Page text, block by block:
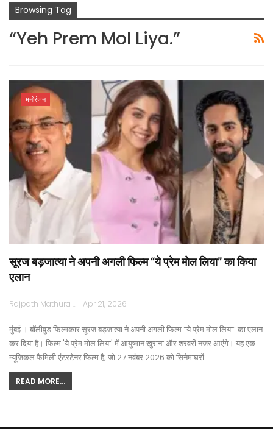
Browsing Tag
“Yeh Prem Mol Liya.”
मनोरंजन
सूरज बड़जात्या ने अपनी अगली फिल्म “ये प्रेम मोल लिया” का किया
एलान
Rajpath Mathura Apr 21, 2026
मुंबई । बॉलीवुड फिल्मकार सूरज बड़जात्या ने अपनी अगली फिल्म “ये प्रेम मोल लिया” का एलान
कर दिया है। फिल्म 'ये प्रेम मोल लिया' में आयुष्मान खुराना और शरवरी नजर आएंगे। यह एक
म्यूजिकल फैमिली एंटरटेनर फिल्म है, जो 27 नवंबर 2026 को सिनेमाघरों…
READ MORE...